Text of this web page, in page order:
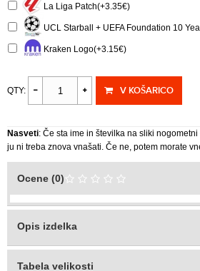
La Liga Patch(+3.35€)
UCL Starball + UEFA Foundation 10
Kraken Logo(+3.15€)
QTY: V KOŠARICO
Nasveti: Če sta ime in številka na sliki
ju ni treba znova vnašati. Če ne, potem morate
Ocene (0)
Opis izdelka
Tabela velikosti